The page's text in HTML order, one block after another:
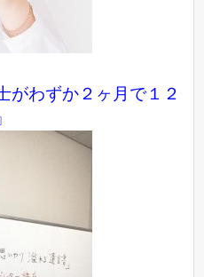
がわずか２ヶ月で１２